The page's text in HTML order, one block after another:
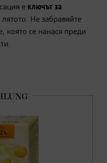
е ключът за
лятото. Не забравяйте
която се нанася преди